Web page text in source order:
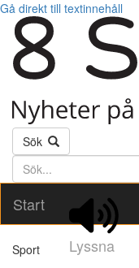
Gå direkt till textinnehåll
Sök
Söktext
Start
Lyssna
Sport